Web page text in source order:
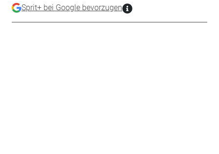
Sprit+ bei Google bevorzugen